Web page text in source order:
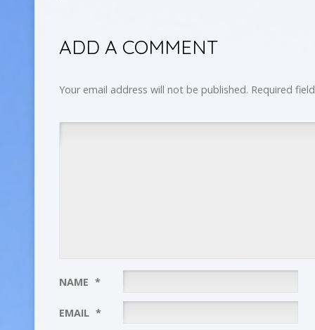
ADD A COMMENT
Your email address will not be published. Required
NAME *
EMAIL *